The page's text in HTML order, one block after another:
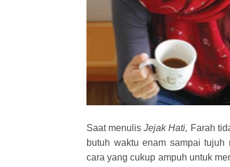
Saat menulisJejak Hati, Farah
butuh waktu enam sampai
cara yang cukup ampuh untuk